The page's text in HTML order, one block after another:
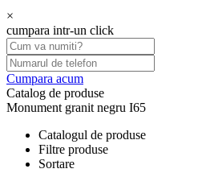
×
cumpara intr-un click
Cumpara acum
Catalog de produse
Monument granit negru I65
Catalogul de produse
Filtre produse
Sortare